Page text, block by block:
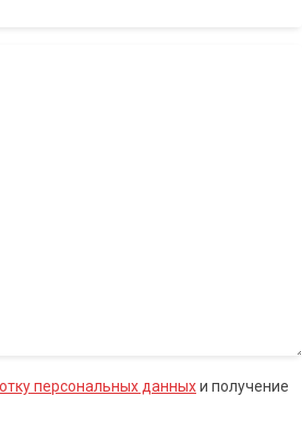
персональных данныхи получение